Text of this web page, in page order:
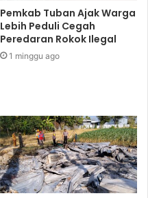
Pemkab Tuban Ajak Warga
Lebih Peduli Cegah
Peredaran Rokok Ilegal
1 minggu ago